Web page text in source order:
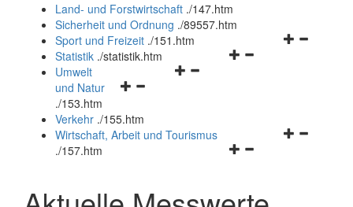
und
schließen
Land- und Forstwirtschaft ./147.htm
Sicherheit und Ordnung ./89557.htm
Navigationsmenü
Sport und Freizeit ./151.htm
Navigationsmenü
Statistik ./statistik.htm
Navigationsmenü
und
schließen
Umwelt
und Natur
./153.htm
Verkehr ./155.htm
Navigationsmenü
schließen
Wirtschaft, Arbeit und Tourismus
./157.htm